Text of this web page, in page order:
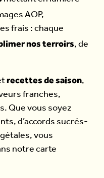
AOP,
frais : chaque
nos terroirs, de
recettes de saison,
franches,
Que vous soyez
d’accords sucrés-
vous
notre carte